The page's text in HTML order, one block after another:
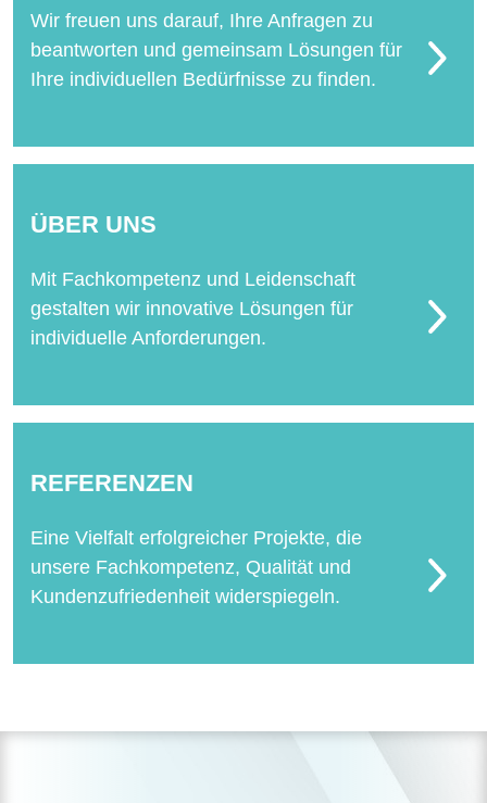
Wir freuen uns darauf, Ihre Anfragen zu
beantworten und gemeinsam Lösungen für
Ihre individuellen Bedürfnisse zu finden.
ÜBER UNS
Mit Fachkompetenz und Leidenschaft
gestalten wir innovative Lösungen für
individuelle Anforderungen.
REFERENZEN
Eine Vielfalt erfolgreicher Projekte, die
unsere Fachkompetenz, Qualität und
Kundenzufriedenheit widerspiegeln.